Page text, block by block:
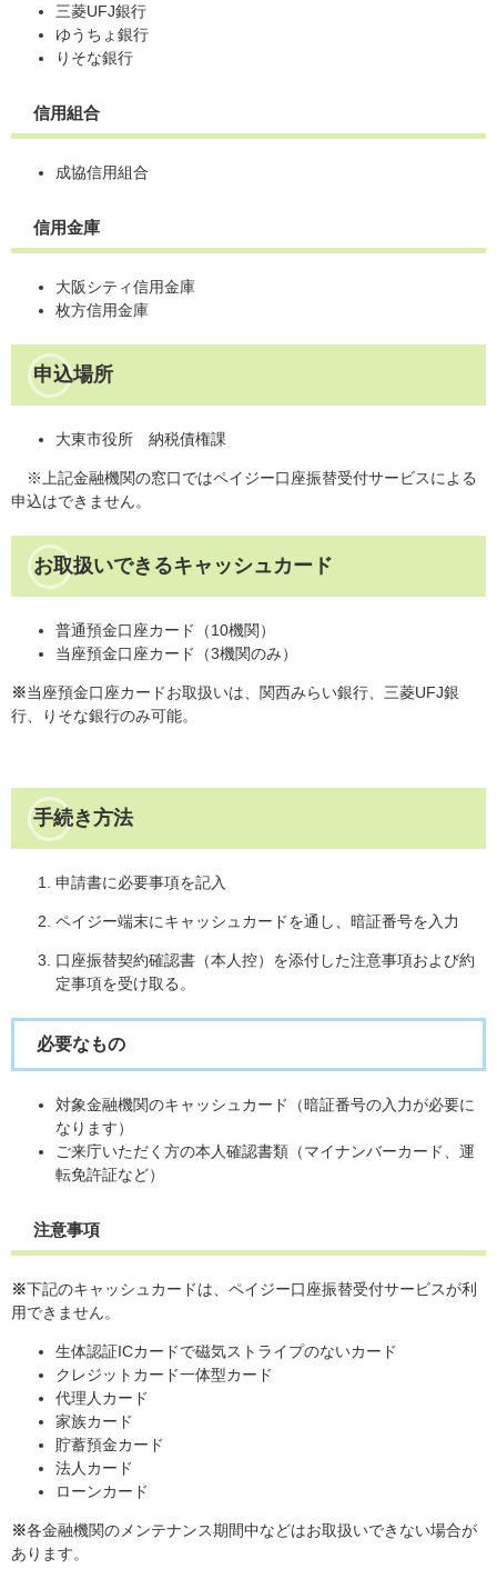
三菱UFJ銀行
ゆうちょ銀行
りそな銀行
信用組合
成協信用組合
信用金庫
大阪シティ信用金庫
枚方信用金庫
申込場所
大東市役所 納税債権課
※上記金融機関の窓口ではペイジー口座振替受付サービスによる
申込はできません。
お取扱いできるキャッシュカード
普通預金口座カード（10機関）
当座預金口座カード（3機関のみ）
※当座預金口座カードお取扱いは、関西みらい銀行、三菱UFJ銀
行、りそな銀行のみ可能。
手続き方法
申請書に必要事項を記入
ペイジー端末にキャッシュカードを通し、暗証番号を入力
口座振替契約確認書（本人控）を添付した注意事項および約
定事項を受け取る。
必要なもの
対象金融機関のキャッシュカード（暗証番号の入力が必要に
なります）
ご来庁いただく方の本人確認書類（マイナンバーカード、運
転免許証など）
注意事項
※下記のキャッシュカードは、ペイジー口座振替受付サービスが利
用できません。
生体認証ICカードで磁気ストライプのないカード
クレジットカード一体型カード
代理人カード
家族カード
貯蓄預金カード
法人カード
ローンカード
※各金融機関のメンテナンス期間中などはお取扱いできない場合が
あります。